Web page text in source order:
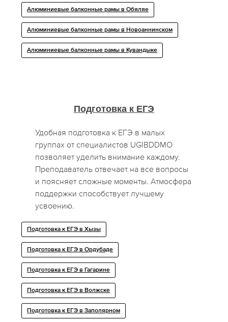
Алюминиевые балконные рамы в Обяляе
Алюминиевые балконные рамы в Новоаннинском
Алюминиевые балконные рамы в Кувандыке
Подготовка к ЕГЭ
Удобная подготовка к ЕГЭ в малых
группах от специалистов UGIBDDMO
позволяет уделить внимание каждому.
Преподаватель отвечает на все вопросы
и поясняет сложные моменты. Атмосфера
поддержки способствует лучшему
усвоению.
Подготовка к ЕГЭ в Хызы
Подготовка к ЕГЭ в Ордубаде
Подготовка к ЕГЭ в Гагарине
Подготовка к ЕГЭ в Волжске
Подготовка к ЕГЭ в Заполярном